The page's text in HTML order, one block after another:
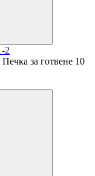
Печка за готвене 10